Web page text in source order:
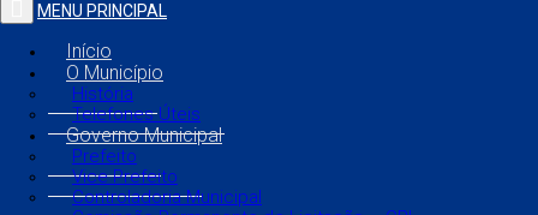
MENU PRINCIPAL
Início
O Município
História
Telefones Úteis
Governo Municipal
Prefeito
Vice Prefeito
Controladoria Municipal